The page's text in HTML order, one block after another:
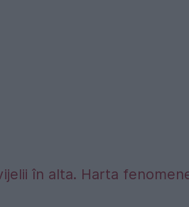
în alta. Harta